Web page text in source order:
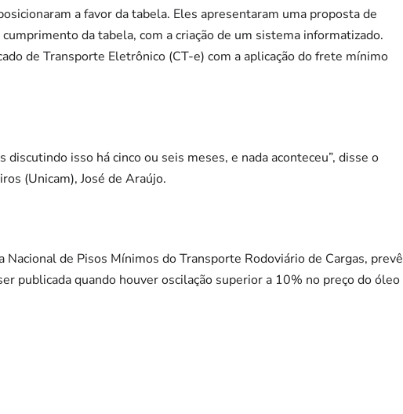
a favor da tabela. Eles apresentaram uma proposta de
da tabela, com a criação de um sistema informatizado.
de Transporte Eletrônico (CT-e) com a aplicação do frete mínimo
discutindo isso há cinco ou seis meses, e nada aconteceu”, disse o
(Unicam), José de Araújo.
de Pisos Mínimos do Transporte Rodoviário de Cargas, prevê
publicada quando houver oscilação superior a 10% no preço do óleo